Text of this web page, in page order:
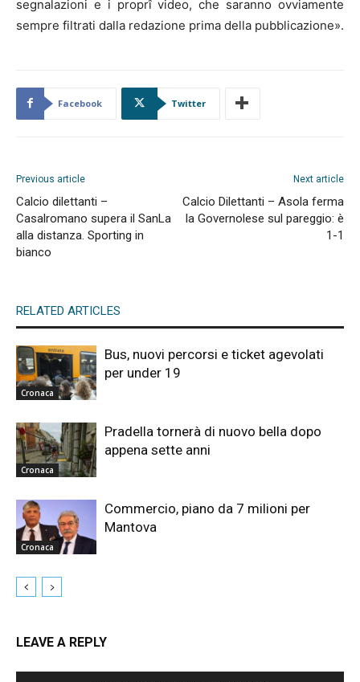
segnalazioni e i proprî video, che saranno ovviamente
sempre filtrati dalla redazione prima della pubblicazione».
Facebook Twitter
Previous article
Calcio dilettanti –
Casalromano supera il SanLa
alla distanza. Sporting in
bianco
Next article
Calcio Dilettanti – Asola ferma
la Governolese sul pareggio: è
1-1
RELATED ARTICLES
Cronaca
Bus, nuovi percorsi e ticket agevolati
per under 19
Cronaca
Pradella tornerà di nuovo bella dopo
appena sette anni
Cronaca
Commercio, piano da 7 milioni per
Mantova
LEAVE A REPLY